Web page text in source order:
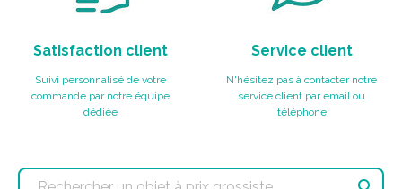
Satisfaction client
Suivi personnalisé de votre
commande par notre équipe
dédiée
Service client
N'hésitez pas à contacter notre
service client par email ou
téléphone